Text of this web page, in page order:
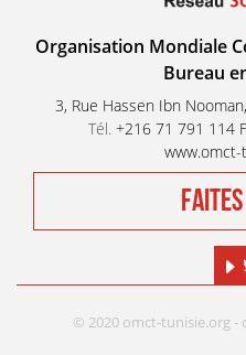
Organisation Mondiale
Bureau
3, Rue Hassen Ibn
Tél. +216 71 791 114
© 2020 omct-tunisie.org -